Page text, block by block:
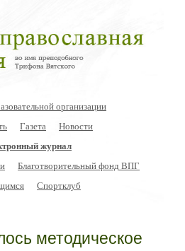
организации
Газета
Новости
журнал
Благотворительный фонд ВПГ
Спортклуб
методическое